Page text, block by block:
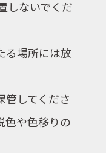
しないでくだ
る場所には放
してくださ
色や色移りの